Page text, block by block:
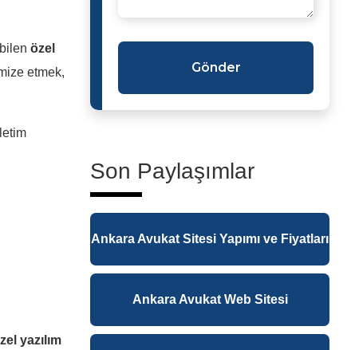
özel
etmek,
yazılım
Gönder
Son Paylaşımlar
Ankara Avukat Sitesi Yapımı ve Fiyatları
Ankara Avukat Web Sitesi